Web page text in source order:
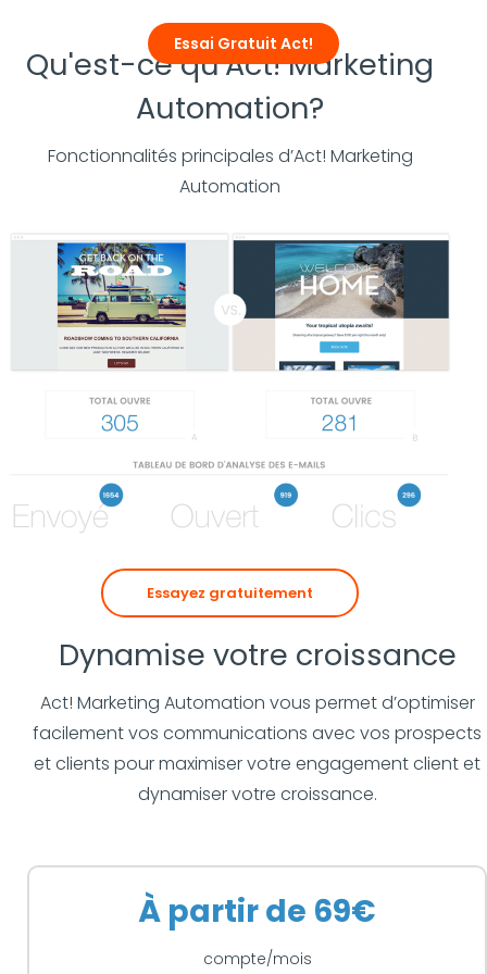
Essai Gratuit Act!
Qu'est-ce qu'Act! Marketing
Automation?
Fonctionnalités principales d’Act! Marketing
Automation
Essayez gratuitement
Dynamise votre croissance
Act! Marketing Automation vous permet d’optimiser
facilement vos communications avec vos prospects
et clients pour maximiser votre engagement client et
dynamiser votre croissance.
À partir de 69€
compte/mois